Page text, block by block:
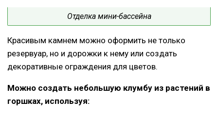
Отделка мини-бассейна
Красивым камнем можно оформить не только
резервуар, но и дорожки к нему или создать
декоративные ограждения для цветов.
Можно создать небольшую клумбу из растений в
горшках, используя: